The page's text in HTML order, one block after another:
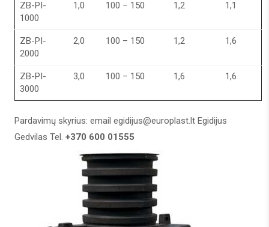
ZB-PI-
1000
1,0 100 – 150 1,2 1,1
ZB-PI-
2000
2,0 100 – 150 1,2 1,6
ZB-PI-
3000
3,0 100 – 150 1,6 1,6
Pardavimų skyrius: email egidijus@europlast.lt Egidijus
Gedvilas Tel. +370 600 01555